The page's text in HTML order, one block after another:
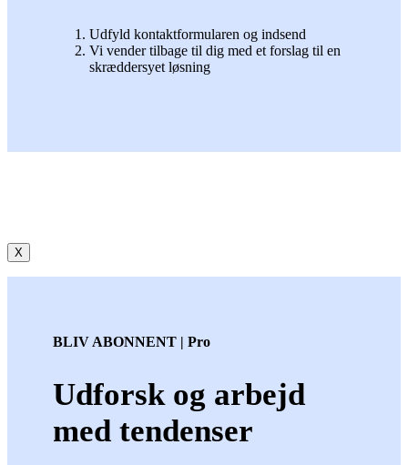
Udfyld kontaktformularen og indsend
Vi vender tilbage til dig med et forslag til en
skræddersyet løsning
X
BLIV ABONNENT | Pro
Udforsk og arbejd
med tendenser